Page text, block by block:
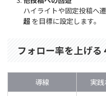
ハイライトや固定投稿へ
超 を目標に設定します。
フォロー率を上げ
導線 実践